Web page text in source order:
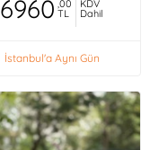
6960 ,00
TL
KDV
Dahil
İstanbul'a Aynı Gün